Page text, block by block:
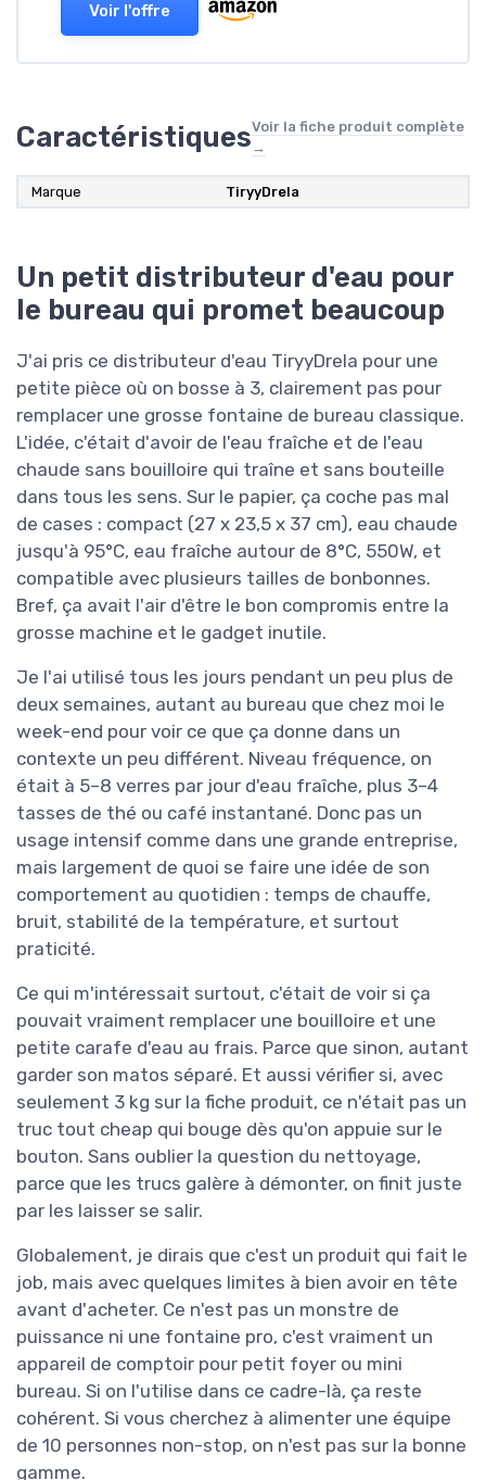
Voir l'offre
CaractéristiquesVoir la fiche produit complète
→
Marque TiryyDrela
Un petit distributeur d'eau pour
le bureau qui promet beaucoup
J'ai pris ce distributeur d'eau TiryyDrela pour une
petite pièce où on bosse à 3, clairement pas pour
remplacer une grosse fontaine de bureau classique.
L'idée, c'était d'avoir de l'eau fraîche et de l'eau
chaude sans bouilloire qui traîne et sans bouteille
dans tous les sens. Sur le papier, ça coche pas mal
de cases : compact (27 x 23,5 x 37 cm), eau chaude
jusqu'à 95°C, eau fraîche autour de 8°C, 550W, et
compatible avec plusieurs tailles de bonbonnes.
Bref, ça avait l'air d'être le bon compromis entre la
grosse machine et le gadget inutile.
Je l'ai utilisé tous les jours pendant un peu plus de
deux semaines, autant au bureau que chez moi le
week-end pour voir ce que ça donne dans un
contexte un peu différent. Niveau fréquence, on
était à 5–8 verres par jour d'eau fraîche, plus 3–4
tasses de thé ou café instantané. Donc pas un
usage intensif comme dans une grande entreprise,
mais largement de quoi se faire une idée de son
comportement au quotidien : temps de chauffe,
bruit, stabilité de la température, et surtout
praticité.
Ce qui m'intéressait surtout, c'était de voir si ça
pouvait vraiment remplacer une bouilloire et une
petite carafe d'eau au frais. Parce que sinon, autant
garder son matos séparé. Et aussi vérifier si, avec
seulement 3 kg sur la fiche produit, ce n'était pas un
truc tout cheap qui bouge dès qu'on appuie sur le
bouton. Sans oublier la question du nettoyage,
parce que les trucs galère à démonter, on finit juste
par les laisser se salir.
Globalement, je dirais que c'est un produit qui fait le
job, mais avec quelques limites à bien avoir en tête
avant d'acheter. Ce n'est pas un monstre de
puissance ni une fontaine pro, c'est vraiment un
appareil de comptoir pour petit foyer ou mini
bureau. Si on l'utilise dans ce cadre-là, ça reste
cohérent. Si vous cherchez à alimenter une équipe
de 10 personnes non-stop, on n'est pas sur la bonne
gamme.